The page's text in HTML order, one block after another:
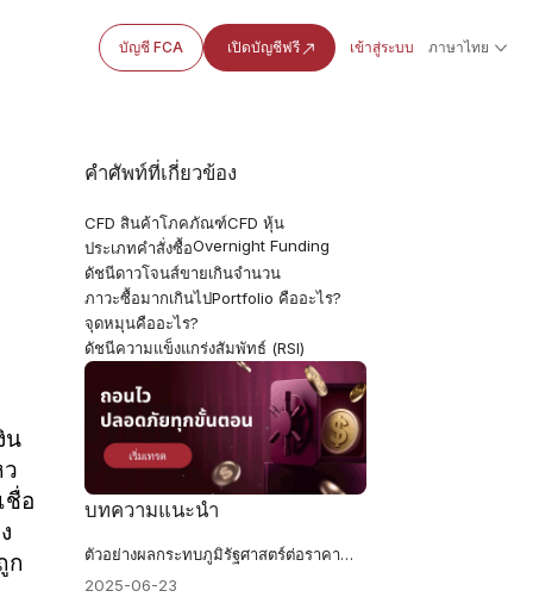
บัญชี FCA เปิดบัญชีฟรี เข้าสู่ระบบ ภาษาไทย
น
ชื่อ
ก
คำศัพท์ที่เกี่ยวข้อง
CFD สินค้าโภคภัณฑ์CFD หุ้น
ประเภทคำสั่งซื้อOvernight Funding
ดัชนีดาวโจนส์ขายเกินจำนวน
ภาวะซื้อมากเกินไปPortfolio คืออะไร?
จุดหมุนคืออะไร?
ดัชนีความแข็งแกร่งสัมพัทธ์ (RSI)
บทความแนะนำ
ตัวอย่างผลกระทบภูมิรัฐศาสตร์ต่อราคาน้ำมันดิบโลก
2025-06-23